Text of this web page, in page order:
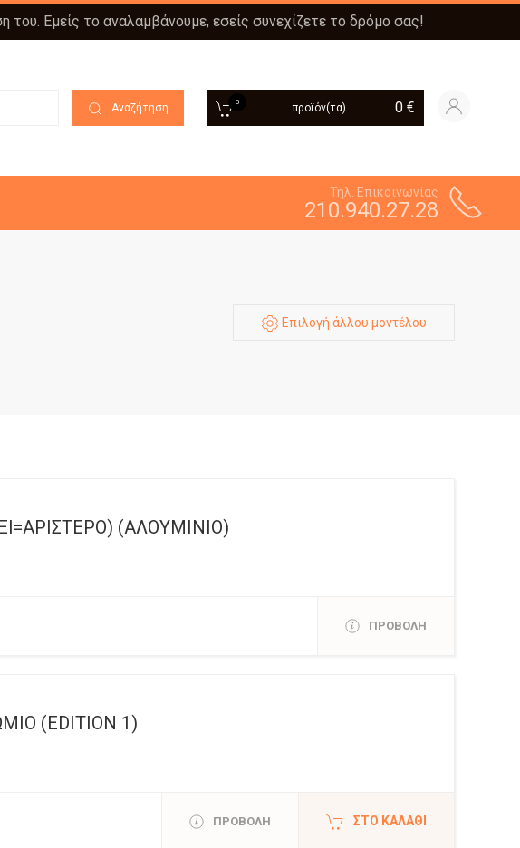
Εμείς το αναλαμβάνουμε, εσείς συνεχίζετε το δρόμο σας!
Αναζήτηση 0 προϊόν(τα) 0 €
Τηλ. Επικοινωνίας
210.940.27.28
Επιλογή άλλου μοντέλου
(ΑΛΟΥΜΙΝΙΟ)
ΠΡΟΒΟΛΗ
(EDITION 1)
ΠΡΟΒΟΛΗ ΣΤΟ ΚΑΛΆΘΙ